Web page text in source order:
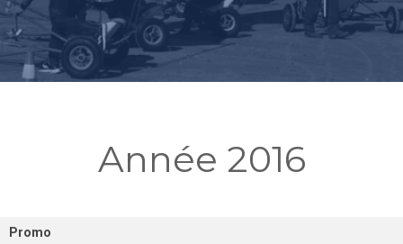
Année 2016
Promo